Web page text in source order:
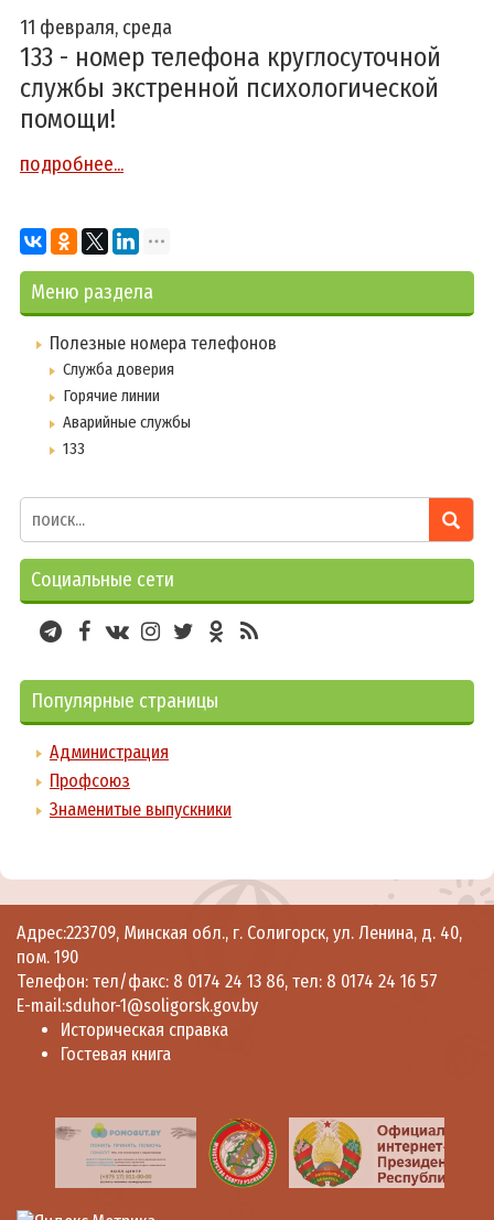
11 февраля, среда
133 - номер телефона круглосуточной
службы экстренной психологической
помощи!
подробнее...
Меню раздела
Полезные номера телефонов
Служба доверия
Горячие линии
Аварийные службы
133
Социальные сети
Популярные страницы
Администрация
Профсоюз
Знаменитые выпускники
Адрес:223709, Минская обл., г. Солигорск, ул. Ленина, д. 40,
пом. 190
Телефон: тел/факс: 8 0174 24 13 86, тел: 8 0174 24 16 57
E-mail:sduhor-1@soligorsk.gov.by
Историческая справка
Гостевая книга